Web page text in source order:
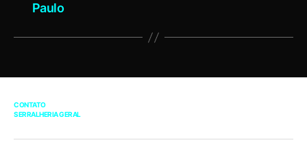
Paulo
CONTATO
SERRALHERIA GERAL